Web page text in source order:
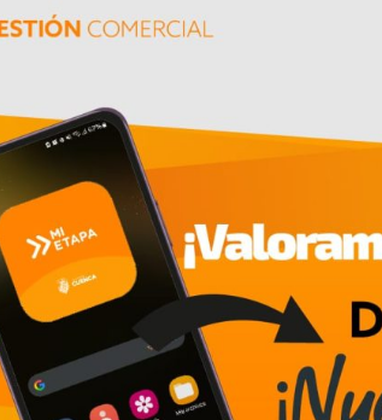
tres investigaciones realizadas
fue analizar el estado actual de
ya se están dando y cómo
y ambiental dentro de los
legal vigente a la que
de fase y obtener la respectiva
jurídica que supone que
que muchas
también retrasan los